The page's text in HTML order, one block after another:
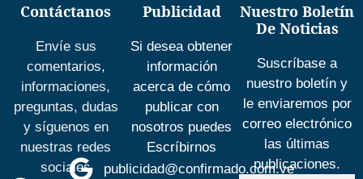
Contáctanos
Envíe sus
comentarios,
informaciones,
preguntas, dudas
y síguenos en
nuestras redes
sociales
Publicidad
Si desea obtener
información
acerca de cómo
publicar con
nosotros puedes
Escríbirnos
publicidad@confirmado.com.ve
Nuestro Boletín
De Noticias
Suscríbase a
nuestro boletín y
le enviaremos por
correo electrónico
las últimas
publicaciones.